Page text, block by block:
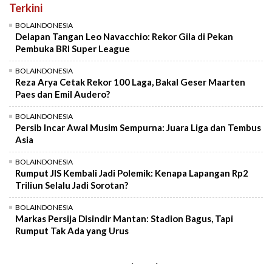
Terkini
BOLAINDONESIA
Delapan Tangan Leo Navacchio: Rekor Gila di Pekan
Pembuka BRI Super League
BOLAINDONESIA
Reza Arya Cetak Rekor 100 Laga, Bakal Geser Maarten
Paes dan Emil Audero?
BOLAINDONESIA
Persib Incar Awal Musim Sempurna: Juara Liga dan Tembus
Asia
BOLAINDONESIA
Rumput JIS Kembali Jadi Polemik: Kenapa Lapangan Rp2
Triliun Selalu Jadi Sorotan?
BOLAINDONESIA
Markas Persija Disindir Mantan: Stadion Bagus, Tapi
Rumput Tak Ada yang Urus